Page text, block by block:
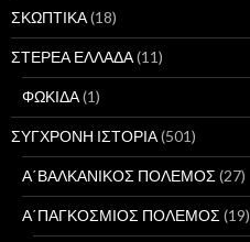
ΣΚΩΠΤΙΚΑ(18)
ΣΤΕΡΕΑ ΕΛΛΑΔΑ(11)
ΦΩΚΙΔΑ(1)
ΣΥΓΧΡΟΝΗ ΙΣΤΟΡΙΑ(501)
Α΄ΒΑΛΚΑΝΙΚΟΣ ΠΟΛΕΜΟΣ (27)
Α΄ΠΑΓΚΟΣΜΙΟΣ ΠΟΛΕΜΟΣ (19)